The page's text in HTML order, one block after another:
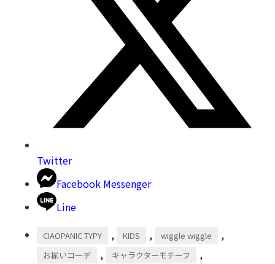
Twitter
Facebook Messenger
Line
CIAOPANIC TYPY , KIDS , wiggle wiggle ,
お揃いコーデ , キャラクターモチーフ ,